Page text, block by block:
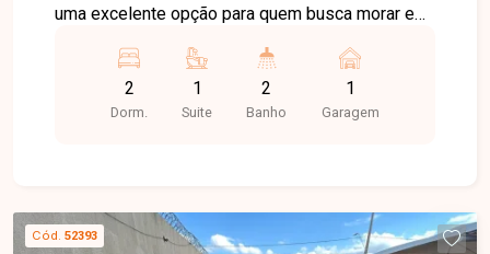
uma excelente opção para quem busca morar em
valorização. O bairro conta com fácil acesso a
diversos pontos da cidade, além de oferecer
comodidade para o dia a dia dos moradores. O
proporcionando mais conforto e praticidade. São
2
Dorm.
1
Suite
2
Banho
1
Garagem
Cód. 52393